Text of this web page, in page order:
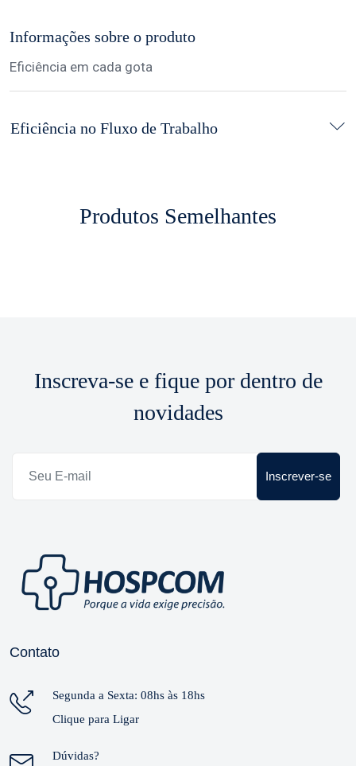
Informações sobre o produto
Eficiência em cada gota
Eficiência no Fluxo de Trabalho
Produtos Semelhantes
Inscreva-se e fique por dentro de
novidades
Inscrever-se
Contato
Segunda a Sexta: 08hs às 18hs
Clique para Ligar
Dúvidas?